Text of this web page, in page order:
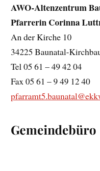
AWO-Altenzentrum
Pfarrerin Corinna
An der Kirche 10
34225 Baunatal-
Tel 05 61 – 49 42 04
Fax 05 61 – 9 49 12 40
Gemeindebüro